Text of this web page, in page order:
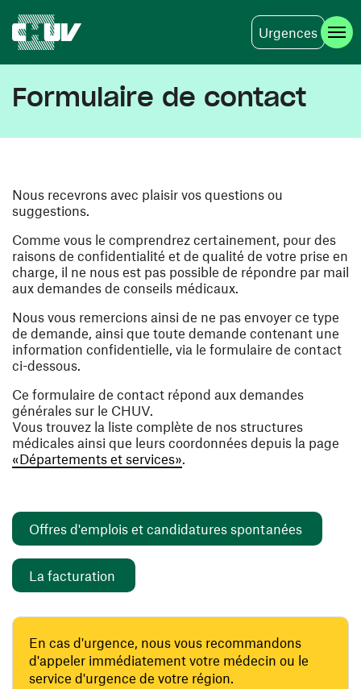
Urgences
Formulaire de contact
Nous recevrons avec plaisir vos questions ou
suggestions.
Comme vous le comprendrez certainement, pour des
raisons de confidentialité et de qualité de votre prise en
charge, il ne nous est pas possible de répondre par mail
aux demandes de conseils médicaux.
Nous vous remercions ainsi de ne pas envoyer ce type
de demande, ainsi que toute demande contenant une
information confidentielle, via le formulaire de contact
ci-dessous.
Ce formulaire de contact répond aux demandes
générales sur le CHUV.
Vous trouvez la liste complète de nos structures
médicales ainsi que leurs coordonnées depuis la page
«Départements et services».
Offres d'emplois et candidatures spontanées
La facturation
En cas d'urgence, nous vous recommandons
d'appeler immédiatement votre médecin ou le
service d'urgence de votre région.